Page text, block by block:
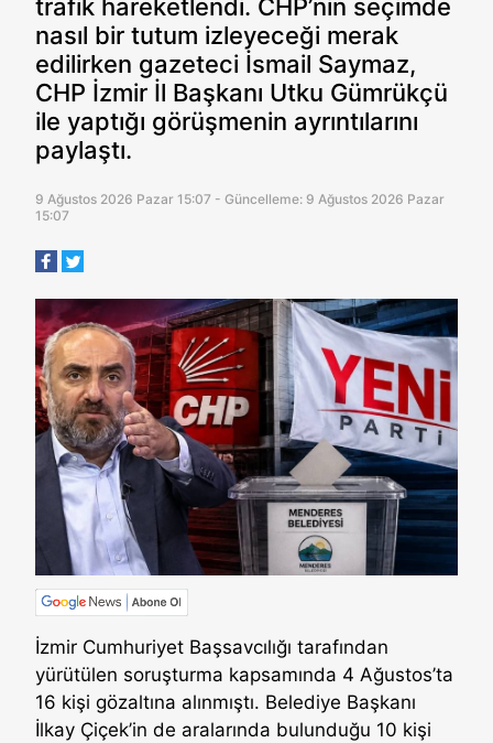
trafik hareketlendi. CHP’nin seçimde
nasıl bir tutum izleyeceği merak
edilirken gazeteci İsmail Saymaz,
CHP İzmir İl Başkanı Utku Gümrükçü
ile yaptığı görüşmenin ayrıntılarını
paylaştı.
9 Ağustos 2026 Pazar 15:07 - Güncelleme: 9 Ağustos 2026 Pazar
15:07
İzmir Cumhuriyet Başsavcılığı tarafından
yürütülen soruşturma kapsamında 4 Ağustos’ta
16 kişi gözaltına alınmıştı. Belediye Başkanı
İlkay Çiçek’in de aralarında bulunduğu 10 kişi